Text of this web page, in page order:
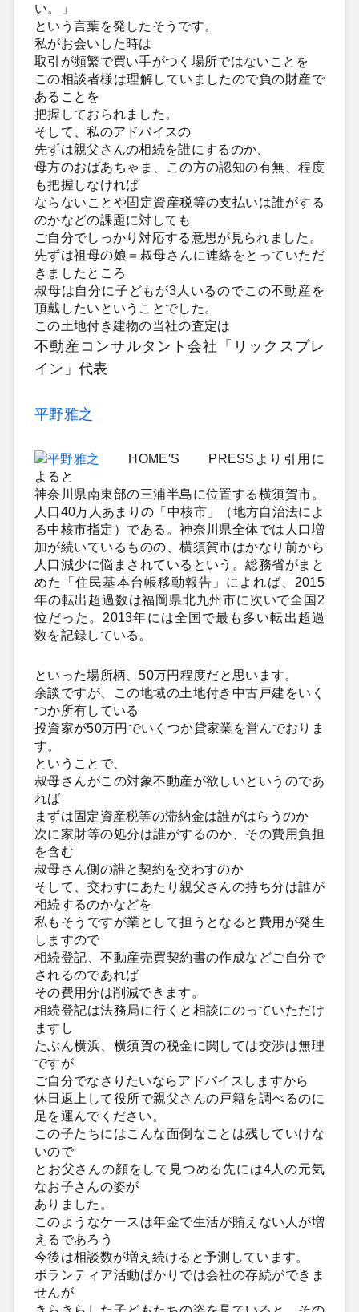
い。」
という言葉を発したそうです。
私がお会いした時は
取引が頻繁で買い手がつく場所ではないことを
この相談者様は理解していましたので負の財産で
あることを
把握しておられました。
そして、私のアドバイスの
先ずは親父さんの相続を誰にするのか、
母方のおばあちゃま、この方の認知の有無、程度
も把握しなければ
ならないことや固定資産税等の支払いは誰がする
のかなどの課題に対しても
ご自分でしっかり対応する意思が見られました。
先ずは祖母の娘＝叔母さんに連絡をとっていただ
きましたところ
叔母は自分に子どもが3人いるのでこの不動産を
頂戴したいということでした。
この土地付き建物の当社の査定は
不動産コンサルタント会社「リックスブレ
イン」代表
平野雅之
HOME′S PRESSより引用に
よると
神奈川県南東部の三浦半島に位置する横須賀市。
人口40万人あまりの「中核市」（地方自治法によ
る中核市指定）である。神奈川県全体では人口増
加が続いているものの、横須賀市はかなり前から
人口減少に悩まされているという。総務省がまと
めた「住民基本台帳移動報告」によれば、2015
年の転出超過数は福岡県北九州市に次いで全国2
位だった。2013年には全国で最も多い転出超過
数を記録している。
といった場所柄、50万円程度だと思います。
余談ですが、この地域の土地付き中古戸建をいく
つか所有している
投資家が50万円でいくつか貸家業を営んでおりま
す。
ということで、
叔母さんがこの対象不動産が欲しいというのであ
れば
まずは固定資産税等の滞納金は誰がはらうのか
次に家財等の処分は誰がするのか、その費用負担
を含む
叔母さん側の誰と契約を交わすのか
そして、交わすにあたり親父さんの持ち分は誰が
相続するのかなどを
私もそうですが業として担うとなると費用が発生
しますので
相続登記、不動産売買契約書の作成などご自分で
されるのであれば
その費用分は削減できます。
相続登記は法務局に行くと相談にのっていただけ
ますし
たぶん横浜、横須賀の税金に関しては交渉は無理
ですが
ご自分でなさりたいならアドバイスしますから
休日返上して役所で親父さんの戸籍を調べるのに
足を運んでください。
この子たちにはこんな面倒なことは残していけな
いので
とお父さんの顔をして見つめる先には4人の元気
なお子さんの姿が
ありました。
このようなケースは年金で生活が賄えない人が増
えるであろう
今後は相談数が増え続けると予測しています。
ボランティア活動ばかりでは会社の存続ができま
せんが